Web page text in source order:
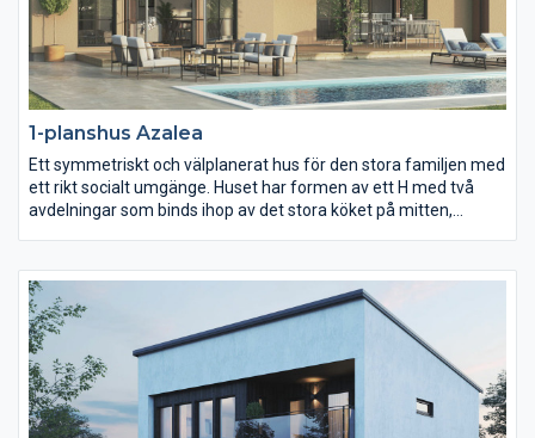
1-planshus Azalea
Ett symmetriskt och välplanerat hus för den stora familjen med
ett rikt socialt umgänge. Huset har formen av ett H med två
avdelningar som binds ihop av det stora köket på mitten,
välplanerad som man kan önska sig, med wc på ena sidan och
tvättstuga på den andra. Och strax innanför, gott om förvaring.
Avdelningen till vänster har sovrum och badrum. Till höger
imponerar det ljusa vardagsrummet med sin öppna planlösning
och många fönsterpartier. Även här finns dubbeldörrar ut till
trädgården/uteplatsen.